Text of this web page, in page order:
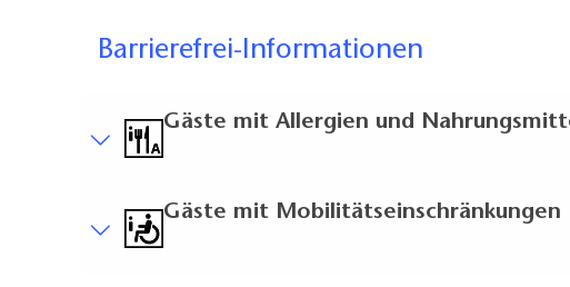
Verleih von Lesebrillen
Wickelmöglichkeit für Kleinkinder
Barrierefrei-Informationen
Gäste mit Allergien und
Der Abstand zur nächsten Schadstoffemissionsquelle
Gäste mit Mobilitätseinschränkungen